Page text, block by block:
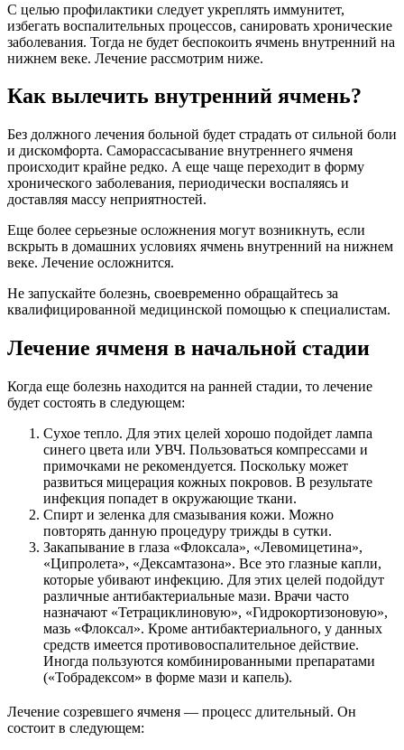
С целью профилактики следует укреплять иммунитет,
избегать воспалительных процессов, санировать хронические
заболевания. Тогда не будет беспокоить ячмень внутренний на
нижнем веке. Лечение рассмотрим ниже.
Как вылечить внутренний ячмень?
Без должного лечения больной будет страдать от сильной боли
и дискомфорта. Саморассасывание внутреннего ячменя
происходит крайне редко. А еще чаще переходит в форму
хронического заболевания, периодически воспаляясь и
доставляя массу неприятностей.
Еще более серьезные осложнения могут возникнуть, если
вскрыть в домашних условиях ячмень внутренний на нижнем
веке. Лечение осложнится.
Не запускайте болезнь, своевременно обращайтесь за
квалифицированной медицинской помощью к специалистам.
Лечение ячменя в начальной стадии
Когда еще болезнь находится на ранней стадии, то лечение
будет состоять в следующем:
Сухое тепло. Для этих целей хорошо подойдет лампа
синего цвета или УВЧ. Пользоваться компрессами и
примочками не рекомендуется. Поскольку может
развиться мицерация кожных покровов. В результате
инфекция попадет в окружающие ткани.
Спирт и зеленка для смазывания кожи. Можно
повторять данную процедуру трижды в сутки.
Закапывание в глаза «Флоксала», «Левомицетина»,
«Ципролета», «Дексамтазона». Все это глазные капли,
которые убивают инфекцию. Для этих целей подойдут
различные антибактериальные мази. Врачи часто
назначают «Тетрациклиновую», «Гидрокортизоновую»,
мазь «Флоксал». Кроме антибактериального, у данных
средств имеется противовоспалительное действие.
Иногда пользуются комбинированными препаратами
(«Тобрадексом» в форме мази и капель).
Лечение созревшего ячменя — процесс длительный. Он
состоит в следующем: